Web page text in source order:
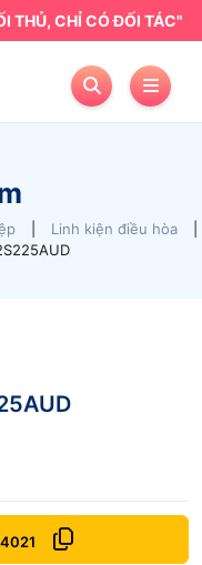
THỦ, CHỈ CÓ ĐỐI TÁC"
Linh kiện điều hòa